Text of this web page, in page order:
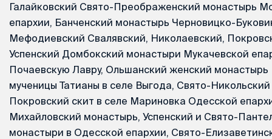
Галайковский Свято-Преображенский монастырь
епархии, Банченский монастырь Черновицко-
Мефодиевский Свалявский, Николаевский,
Успенский Домбокский монастыри Мукачевской
Почаевскую Лавру, Ольшанский женский монастырь
мученицы Татианы в селе Выгода, Свято-
Покровский скит в селе Мариновка Одесской
Михайловский монастырь, Успенский и Свято-
монастыри в Одесской епархии, Свято-